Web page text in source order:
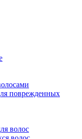
поврежденных
волос